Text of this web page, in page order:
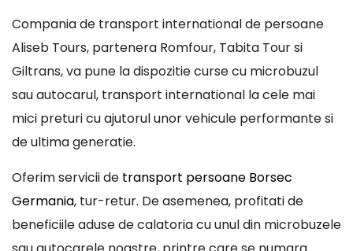
Compania de transport international de persoane
Aliseb Tours, partenera Romfour, Tabita Tour si
Giltrans, va pune la dispozitie curse cu microbuzul
sau autocarul, transport international la cele mai
mici preturi cu ajutorul unor vehicule performante si
de ultima generatie.
Oferim servicii de transport persoane Borsec
Germania, tur-retur. De asemenea, profitati de
beneficiile aduse de calatoria cu unul din microbuzele